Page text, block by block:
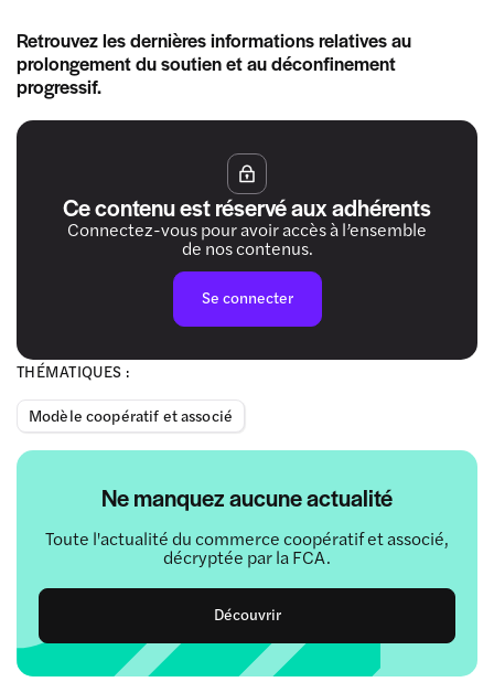
THÉMATIQUES :
Modèle coopératif et associé
Ne manquez aucune actualité
Toute l'actualité du commerce coopératif et associé,
décryptée par la FCA.
Découvrir
Retrouvez les dernières informations relatives au
prolongement du soutien et au déconfinement
progressif.
Ce contenu est réservé aux adhérents
Connectez-vous pour avoir accès à l’ensemble
de nos contenus.
Se connecter